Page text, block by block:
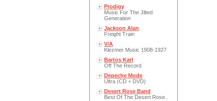
Prodigy
Music For The Jilted
Generation
Jackson Alan
Freight Train
V/A
Klezmer Music 1908-1927
Bartos Karl
Off The Record
Depeche Mode
Ultra (CD + DVD)
Desert Rose Band
Best Of The Desert Rose..